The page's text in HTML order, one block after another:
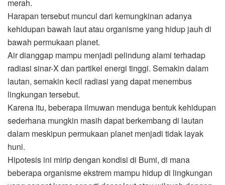
merah.
Harapan tersebut muncul dari kemungkinan adanya
kehidupan bawah laut atau organisme yang hidup jauh di
bawah permukaan planet.
Air dianggap mampu menjadi pelindung alami terhadap
radiasi sinar-X dan partikel energi tinggi. Semakin dalam
lautan, semakin kecil radiasi yang dapat menembus
lingkungan tersebut.
Karena itu, beberapa ilmuwan menduga bentuk kehidupan
sederhana mungkin masih dapat berkembang di lautan
dalam meskipun permukaan planet menjadi tidak layak
huni.
Hipotesis ini mirip dengan kondisi di Bumi, di mana
beberapa organisme ekstrem mampu hidup di lingkungan